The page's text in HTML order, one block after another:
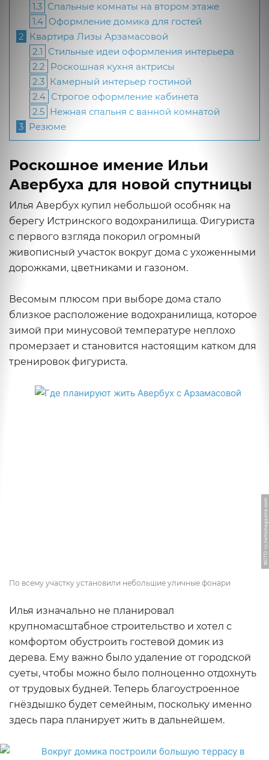
1.3 Спальные комнаты на втором этаже
1.4 Оформление домика для гостей
2 Квартира Лизы Арзамасовой
2.1 Стильные идеи оформления интерьера
2.2 Роскошная кухня актрисы
2.3 Камерный интерьер гостиной
2.4 Строгое оформление кабинета
2.5 Нежная спальня с ванной комнатой
3 Резюме
Роскошное имение Ильи
Авербуха для новой спутницы
Илья Авербух купил небольшой особняк на
берегу Истринского водохранилища. Фигуриста
с первого взгляда покорил огромный
живописный участок вокруг дома с ухоженными
дорожками, цветниками и газоном.
Весомым плюсом при выборе дома стало
близкое расположение водохранилища, которое
зимой при минусовой температуре неплохо
промерзает и становится настоящим катком для
тренировок фигуриста.
ФОТО: ru.hellomagazine.com
По всему участку установили небольшие уличные фонари
Илья изначально не планировал
крупномасштабное строительство и хотел с
комфортом обустроить гостевой домик из
дерева. Ему важно было удаление от городской
суеты, чтобы можно было полноценно отдохнуть
от трудовых будней. Теперь благоустроенное
гнёздышко будет семейным, поскольку именно
здесь пара планирует жить в дальнейшем.